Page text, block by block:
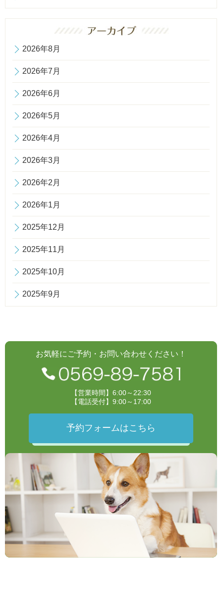
2026年8月
2026年7月
2026年6月
2026年5月
2026年4月
2026年3月
2026年2月
2026年1月
2025年12月
2025年11月
2025年10月
2025年9月
お気軽にご予約・お問い合わせください！
【営業時間】6:00～22:30
【電話受付】9:00～17:00
予約フォームはこちら